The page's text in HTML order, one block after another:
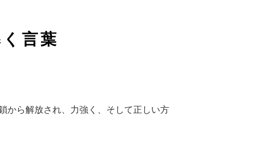
言葉
から解放され、力強く、そして正しい方